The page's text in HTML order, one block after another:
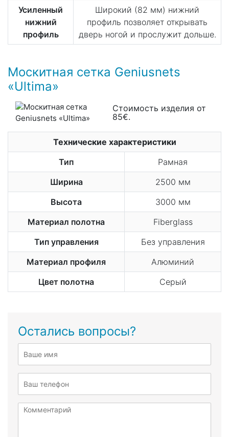
Усиленный
нижний
профиль
Широкий (82 мм) нижний
профиль позволяет открывать
дверь ногой и прослужит дольше.
Москитная сетка Geniusnets
«Ultima»
Стоимость изделия от
85€.
Технические характеристики
Тип
Рамная
Ширина
2500 мм
Высота
3000 мм
Материал полотна
Fiberglass
Тип управления
Без управления
Материал профиля
Алюминий
Цвет полотна
Серый
Остались вопросы?